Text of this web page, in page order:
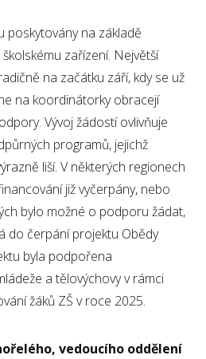
poskytovány na základě
zařízení. Největší
na začátku září, kdy se už
na koordinátorky obracejí
Vývoj žádostí ovlivňuje
programů, jejichž
liší. V některých regionech
již vyčerpány, nebo
bylo možné o podporu žádat,
do čerpání projektu Obědy
byla podpořena
a tělovýchovy v rámci
žáků ZŠ v roce 2025.
vedoucího oddělení